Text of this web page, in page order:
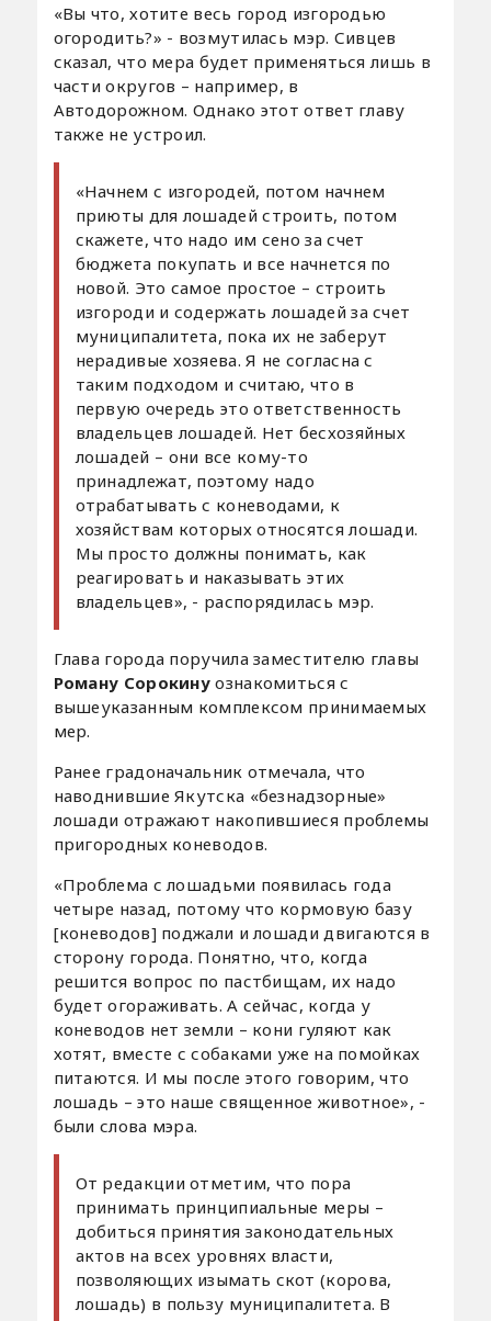
«Вы что, хотите весь город изгородью
огородить?» - возмутилась мэр. Сивцев
сказал, что мера будет применяться лишь в
части округов – например, в
Автодорожном. Однако этот ответ главу
также не устроил.
«Начнем с изгородей, потом начнем
приюты для лошадей строить, потом
скажете, что надо им сено за счет
бюджета покупать и все начнется по
новой. Это самое простое – строить
изгороди и содержать лошадей за счет
муниципалитета, пока их не заберут
нерадивые хозяева. Я не согласна с
таким подходом и считаю, что в
первую очередь это ответственность
владельцев лошадей. Нет бесхозяйных
лошадей – они все кому-то
принадлежат, поэтому надо
отрабатывать с коневодами, к
хозяйствам которых относятся лошади.
Мы просто должны понимать, как
реагировать и наказывать этих
владельцев», - распорядилась мэр.
Глава города поручила заместителю главы
Роману Сорокину ознакомиться с
вышеуказанным комплексом принимаемых
мер.
Ранее градоначальник отмечала, что
наводнившие Якутска «безнадзорные»
лошади отражают накопившиеся проблемы
пригородных коневодов.
«Проблема с лошадьми появилась года
четыре назад, потому что кормовую базу
[коневодов] поджали и лошади двигаются в
сторону города. Понятно, что, когда
решится вопрос по пастбищам, их надо
будет огораживать. А сейчас, когда у
коневодов нет земли – кони гуляют как
хотят, вместе с собаками уже на помойках
питаются. И мы после этого говорим, что
лошадь – это наше священное животное», -
были слова мэра.
От редакции отметим, что пора
принимать принципиальные меры –
добиться принятия законодательных
актов на всех уровнях власти,
позволяющих изымать скот (корова,
лошадь) в пользу муниципалитета. В